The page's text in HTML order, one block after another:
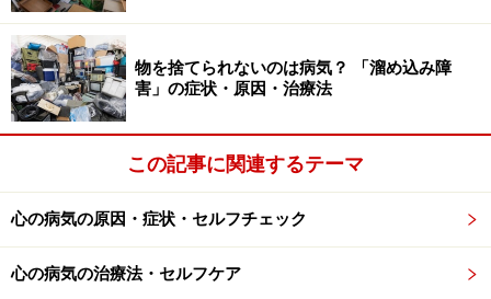
そのために非常に重要なこと、それでいて日常生活で意
識すれば簡単にできること、それが呼吸を意識すること
なのです。呼吸には瞬時に体の状態を変える力があるか
らです。
お薦めは、「吐く」を意識した深い呼吸です。これを
「ワンツー呼吸法」と名付けておりますが、その名の通
です。焦ってイライラしているときほど、この「ワンツ
物を捨てられないのは病気？ 「溜め込み障
害」の症状・原因・治療法
この記事に関連するテーマ
心の病気の原因・症状・セルフチェック
心の病気の治療法・セルフケア